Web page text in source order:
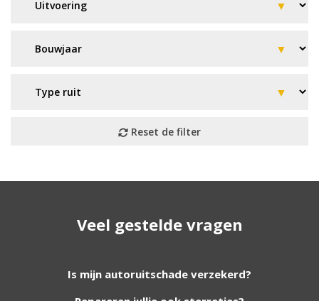
verder!
Wij zijn continu bezig met het toevoegen van
Veel gestelde vragen
Is mijn autoruitschade verzekerd?